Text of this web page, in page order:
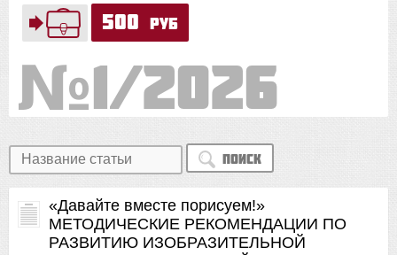
500 руб
1/2026
Поиск
«Давайте вместе порисуем!»
МЕТОДИЧЕСКИЕ РЕКОМЕНДАЦИИ ПО
РАЗВИТИЮ ИЗОБРАЗИТЕЛЬНОЙ